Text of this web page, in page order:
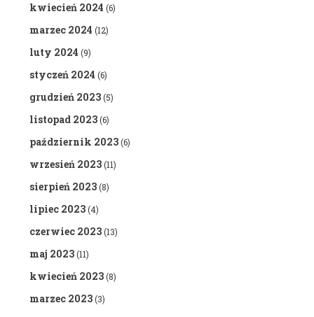
kwiecień 2024 (6)
marzec 2024 (12)
luty 2024 (9)
styczeń 2024 (6)
grudzień 2023(5)
listopad 2023(6)
październik 2023(6)
wrzesień 2023(11)
sierpień 2023(8)
lipiec 2023(4)
czerwiec 2023(13)
maj 2023(11)
kwiecień 2023(8)
marzec 2023(3)